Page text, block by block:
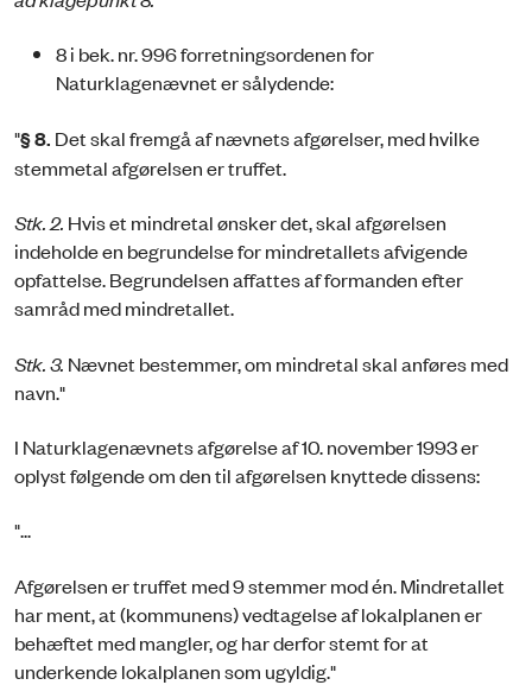
8 i bek. nr. 996 forretningsordenen for
Naturklagenævnet er sålydende:
"§ 8. Det skal fremgå af nævnets afgørelser, med hvilke
stemmetal afgørelsen er truffet.
Stk. 2. Hvis et mindretal ønsker det, skal afgørelsen
indeholde en begrundelse for mindretallets afvigende
opfattelse. Begrundelsen affattes af formanden efter
samråd med mindretallet.
Stk. 3. Nævnet bestemmer, om mindretal skal anføres med
navn."
I Naturklagenævnets afgørelse af 10. november 1993 er
oplyst følgende om den til afgørelsen knyttede dissens:
"...
Afgørelsen er truffet med 9 stemmer mod én. Mindretallet
har ment, at (kommunens) vedtagelse af lokalplanen er
behæftet med mangler, og har derfor stemt for at
underkende lokalplanen som ugyldig."